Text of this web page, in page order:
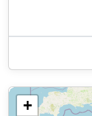
+